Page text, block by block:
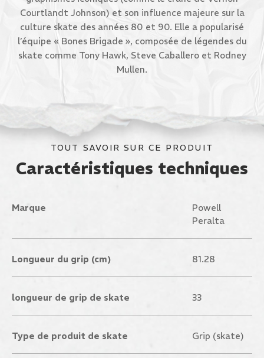
Courtlandt Johnson) et son influence majeure sur la
culture skate des années 80 et 90. Elle a popularisé
l’équipe « Bones Brigade », composée de légendes du
skate comme Tony Hawk, Steve Caballero et Rodney
Mullen.
TOUT SAVOIR SUR CE PRODUIT
Caractéristiques techniques
Marque
Powell
Peralta
Longueur du grip (cm) 81.28
longueur de grip de skate 33
Type de produit de skate Grip (skate)